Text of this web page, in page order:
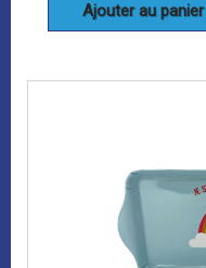
Ajouter au panier